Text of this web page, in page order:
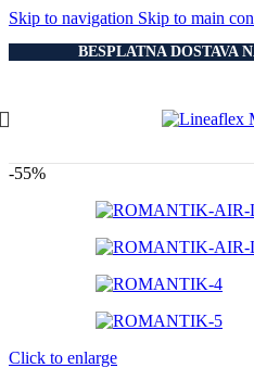
Skip to navigation Skip to main
BESPLATNA DOSTAVA
-55%
Click to enlarge